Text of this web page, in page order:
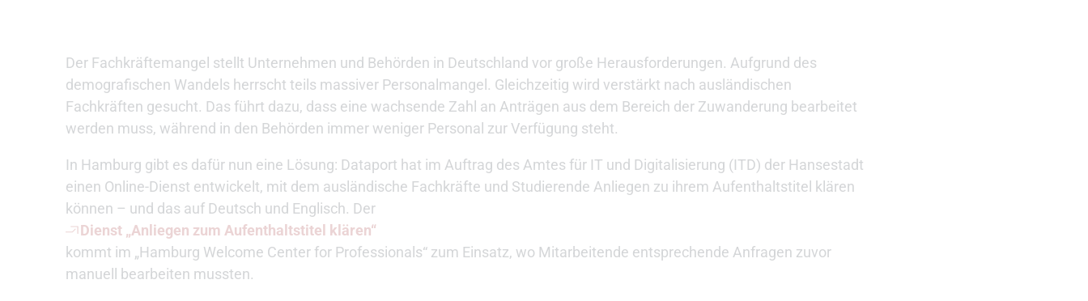
Der Fachkräftemangel stellt Unternehmen und Behörden in Deutschland vor große Herausforderungen. Aufgrund des
demografischen Wandels herrscht teils massiver Personalmangel. Gleichzeitig wird verstärkt nach ausländischen
Fachkräften gesucht. Das führt dazu, dass eine wachsende Zahl an Anträgen aus dem Bereich der Zuwanderung bearbeitet
werden muss, während in den Behörden immer weniger Personal zur Verfügung steht.
In Hamburg gibt es dafür nun eine Lösung: Dataport hat im Auftrag des Amtes für IT und Digitalisierung (ITD) der Hansestadt
einen Online-Dienst entwickelt, mit dem ausländische Fachkräfte und Studierende Anliegen zu ihrem Aufenthaltstitel klären
können – und das auf Deutsch und Englisch. Der
Dienst „Anliegen zum Aufenthaltstitel klären“
kommt im „Hamburg Welcome Center for Professionals“ zum Einsatz, wo Mitarbeitende entsprechende Anfragen zuvor
manuell bearbeiten mussten.